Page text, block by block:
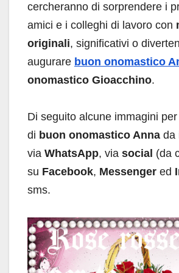
cercheranno di sorprendere i
amici e i colleghi di lavoro con
originali, significativi o
augurare buon onomastico
onomastico Gioacchino.
Di seguito alcune immagini
di buon onomastico Anna da
via WhatsApp, via social (da
su Facebook, Messenger ed
sms.